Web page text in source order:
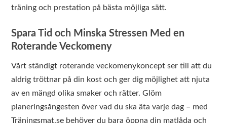
träning och prestation på bästa möjliga sätt.
Spara Tid och Minska Stressen Med en
Roterande Veckomeny
Vårt ständigt roterande veckomenykoncept ser till att du
aldrig tröttnar på din kost och ger dig möjlighet att njuta
av en mängd olika smaker och rätter. Glöm
planeringsångesten över vad du ska äta varje dag – med
Träningsmat.se behöver du bara öppna din matlåda och